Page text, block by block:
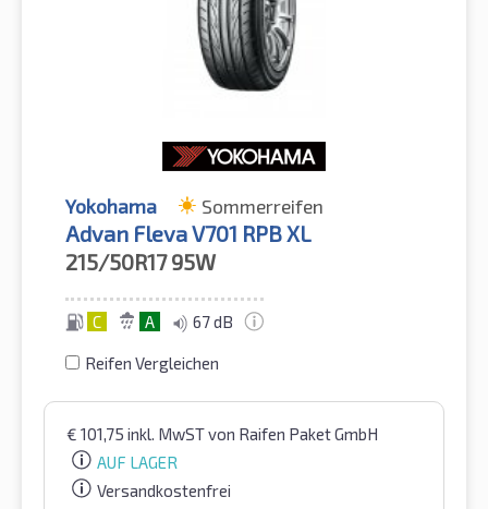
Yokohama Sommerreifen
Advan Fleva V701 RPB XL
215/50R17 95W
C A 67 dB
Reifen Vergleichen
€ 101,75 inkl. MwSTvon Raifen Paket GmbH
AUF LAGER
Versandkostenfrei